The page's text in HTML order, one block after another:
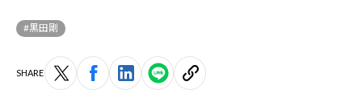
#黒田剛
SHARE